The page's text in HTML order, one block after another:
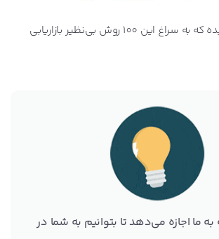
بله! دیگر وقتش رسیده که به سراغ این 100 روش بی‌نظیر بازاریابی
ما اجازه می‌دهد تا بتوانیم به شما در